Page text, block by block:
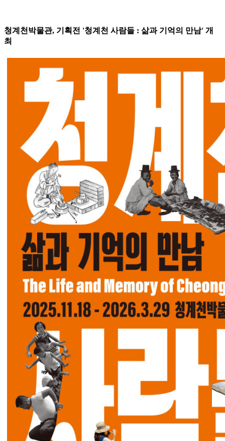
청계천박물관, 기획전 '청계천 사람들 : 삶과 기억의 만남' 개
최